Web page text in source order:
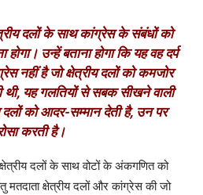
दलों के साथ कांग्रेस के संबंधों को
उन्हें बताना होगा कि यह वह दर्प
नहीं है जो क्षेत्रीय दलों को कमजोर
थी, यह गलतियों से सबक सीखने वाली
दलों को आदर-सम्मान देती है, उन पर
करती है।
दलों के साथ वोटों के अंकगणित को
क्षेत्रीय दलों और कांग्रेस की जो